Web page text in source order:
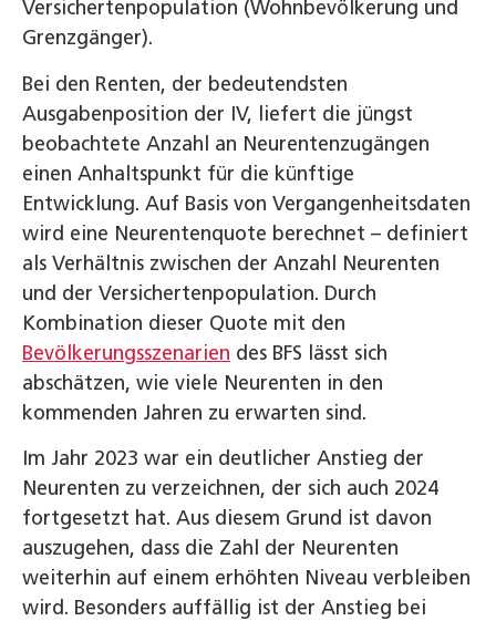
Versichertenpopulation (Wohnbevölkerung und
Grenzgänger).
Bei den Renten, der bedeutendsten
Ausgabenposition der IV, liefert die jüngst
beobachtete Anzahl an Neurentenzugängen
einen Anhaltspunkt für die künftige
Entwicklung. Auf Basis von Vergangenheitsdaten
wird eine Neurentenquote berechnet – definiert
als Verhältnis zwischen der Anzahl Neurenten
und der Versichertenpopulation. Durch
Kombination dieser Quote mit den
Bevölkerungsszenarien des BFS lässt sich
abschätzen, wie viele Neurenten in den
kommenden Jahren zu erwarten sind.
Im Jahr 2023 war ein deutlicher Anstieg der
Neurenten zu verzeichnen, der sich auch 2024
fortgesetzt hat. Aus diesem Grund ist davon
auszugehen, dass die Zahl der Neurenten
weiterhin auf einem erhöhten Niveau verbleiben
wird. Besonders auffällig ist der Anstieg bei